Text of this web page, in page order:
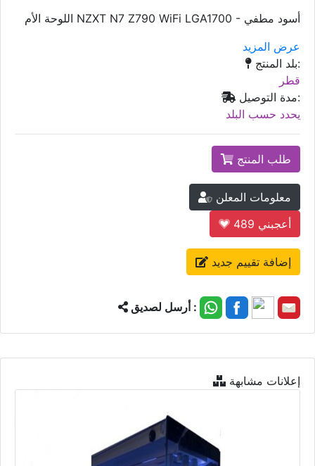
اللوحة الأم NZXT N7 Z790 WiFi LGA1700 - أسود مطفي
عرض المزيد
بلد المنتج:
قطر
مدة التوصيل:
يحدد حسب البلد
طلب المنتج
معلومات المعلن
489 أعجبني
إضافة تقييم جديد
أرسل لصديق :
إعلانات مشابهة